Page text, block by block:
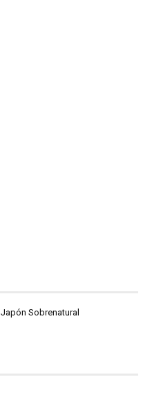
Japón Sobrenatural